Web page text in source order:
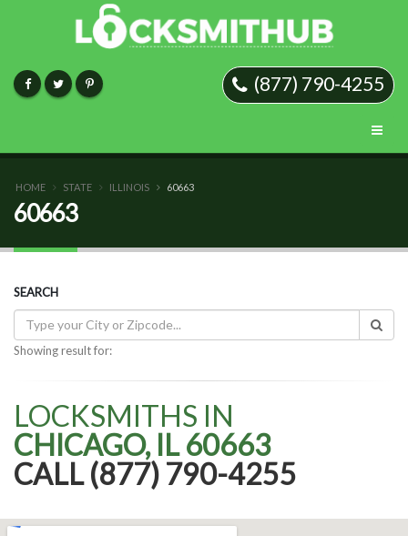
(877) 790-4255
HOME STATE ILLINOIS 60663
60663
SEARCH
Showing result for:
LOCKSMITHS IN
CHICAGO, IL 60663
CALL (877) 790-4255